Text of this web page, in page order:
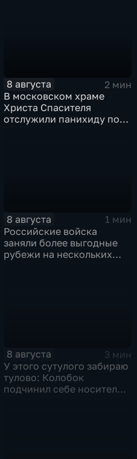
8 августа
2 мин
В московском храме
Христа Спасителя
отслужили панихиду по
8 августа
1 мин
Российские войска
заняли более выгодные
рубежи на нескольких
8 августа
3 мин
У этого сутулого забираю
тулово: Колобок
подчинил себе носителя в